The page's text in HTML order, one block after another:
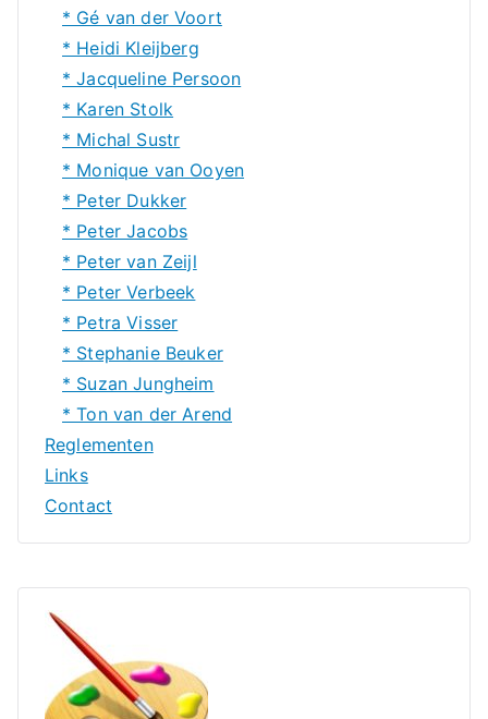
* Gé van der Voort
* Heidi Kleijberg
* Jacqueline Persoon
* Karen Stolk
* Michal Sustr
* Monique van Ooyen
* Peter Dukker
* Peter Jacobs
* Peter van Zeijl
* Peter Verbeek
* Petra Visser
* Stephanie Beuker
* Suzan Jungheim
* Ton van der Arend
Reglementen
Links
Contact